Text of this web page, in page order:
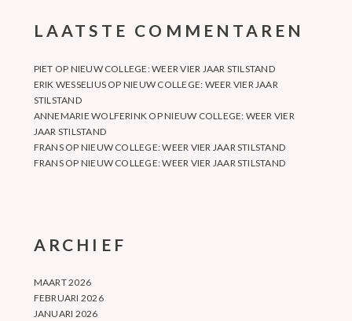
LAATSTE COMMENTAREN
PIET OP NIEUW COLLEGE: WEER VIER JAAR STILSTAND
ERIK WESSELIUS OP NIEUW COLLEGE: WEER VIER JAAR
STILSTAND
ANNEMARIE WOLFERINK OPNIEUW COLLEGE: WEER VIER
JAAR STILSTAND
FRANSOP NIEUW COLLEGE: WEER VIER JAAR STILSTAND
FRANSOP NIEUW COLLEGE: WEER VIER JAAR STILSTAND
ARCHIEF
MAART 2026
FEBRUARI 2026
JANUARI 2026